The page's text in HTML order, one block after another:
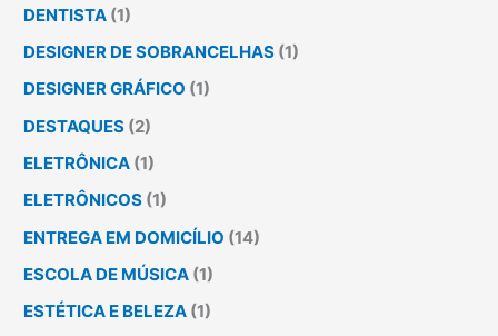
DENTISTA (1)
DESIGNER DE SOBRANCELHAS (1)
DESIGNER GRÁFICO (1)
DESTAQUES (2)
ELETRÔNICA (1)
ELETRÔNICOS (1)
ENTREGA EM DOMICÍLIO (14)
ESCOLA DE MÚSICA (1)
ESTÉTICA E BELEZA (1)